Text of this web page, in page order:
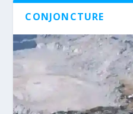
CONJONCTURE